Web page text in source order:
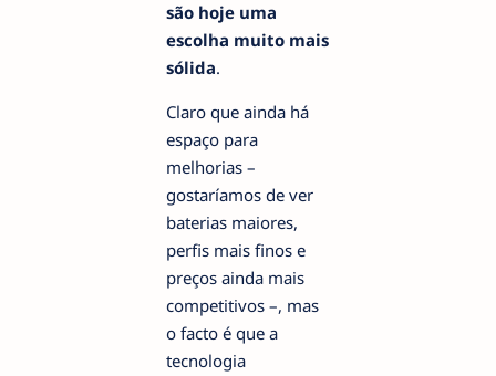
são hoje uma
escolha muito mais
sólida.
Claro que ainda há
espaço para
melhorias –
gostaríamos de ver
baterias maiores,
perfis mais finos e
preços ainda mais
competitivos –, mas
o facto é que a
tecnologia